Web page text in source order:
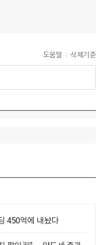
도움말 삭제기준
450억에 내놨다